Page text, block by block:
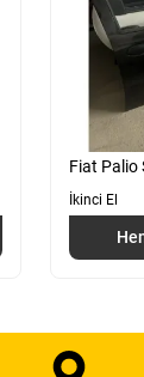
Fiat Palio
İkinci El